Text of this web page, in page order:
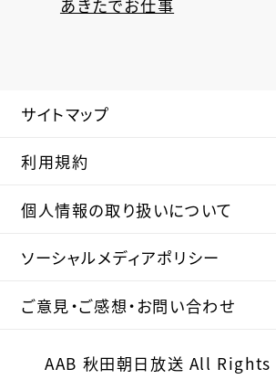
あきたでお仕事
サイトマップ
利用規約
個人情報の取り扱いについて
ソーシャルメディアポリシー
ご意見・ご感想・お問い合わせ
AAB 秋田朝日放送 All